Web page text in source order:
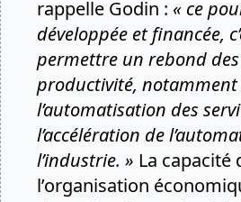
rappelle Godin : « ce
développée et financée,
permettre un rebond
productivité,
l’automatisation des
l’accélération de
l’industrie. » La capacité
l’organisation